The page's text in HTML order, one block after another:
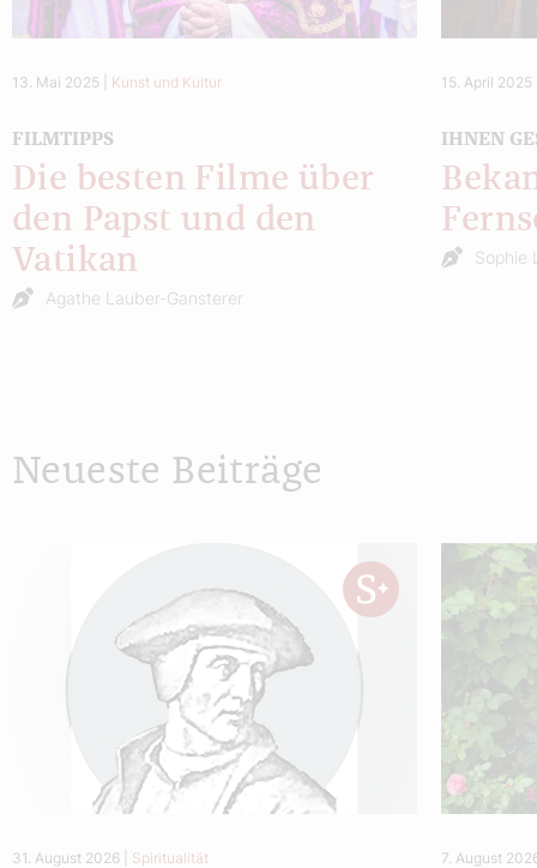
13. Mai 2025 Kunst und Kultur
FILMTIPPS
Die besten Filme über
den Papst und den
Vatikan
Agathe Lauber-Gansterer
15. April 2025
IHNEN
Sophie
Neueste Beiträge
31. August 2026 Spiritualität 7. August